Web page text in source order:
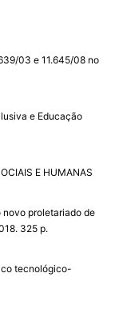
03 e 11.645/08 no
e Educação
E HUMANAS
novo proletariado de
325 p.
tecnológico-